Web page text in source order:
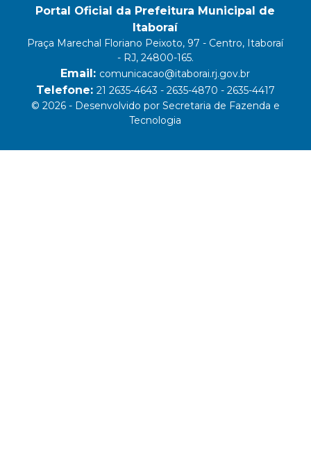
Portal Oficial da Prefeitura Municipal de
Itaboraí
Praça Marechal Floriano Peixoto, 97 - Centro, Itaboraí
- RJ, 24800-165.
Email: comunicacao@itaborai.rj.gov.br
Telefone: 21 2635-4643 - 2635-4870 - 2635-4417
© 2026 - Desenvolvido por Secretaria de Fazenda e
Tecnologia